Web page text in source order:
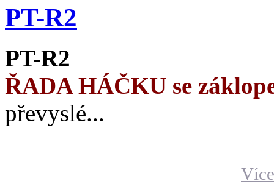
PT-R2
PT-R2
ŘADA HÁČKU se
převyslé...